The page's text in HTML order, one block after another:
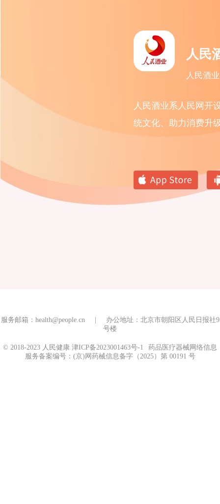
人民
人民酒
人民酒业系人民网开
统文化、助力消费升
服务邮箱：health@people.cn | 办公地址：北京市朝阳区人民日报社9
号楼
© 2018-2023 人民健康 津ICP备2023001463号-1
药品医疗器械网络信息
服务备案编号：(京)网药械信息备字（2025）第 00191 号